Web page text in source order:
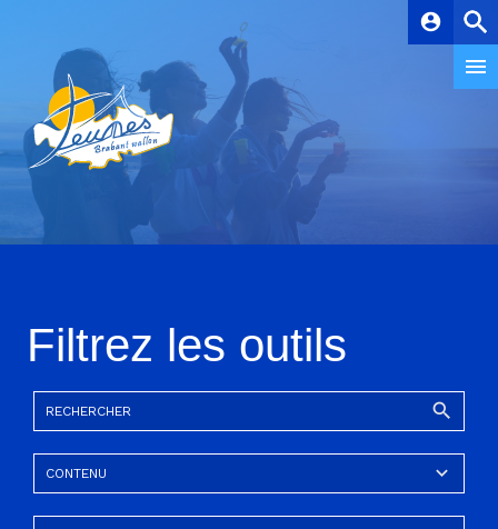
account_circle
Filtrez les outils